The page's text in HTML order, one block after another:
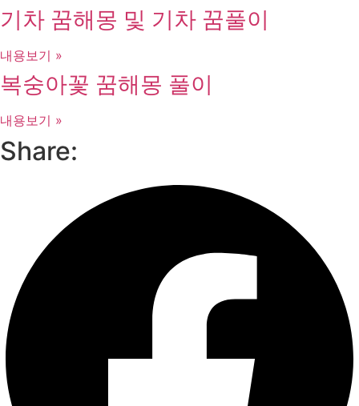
기차 꿈해몽 및 기차 꿈풀이
내용보기 »
복숭아꽃 꿈해몽 풀이
내용보기 »
Share: